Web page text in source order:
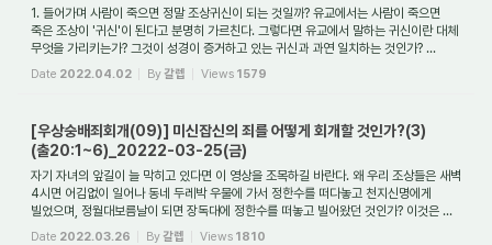
1. 들어가며 사람이 죽으면 정말 조상귀신이 되는 것일까? 유교에서는 사람이 죽으면
죽은 조상이 '귀신'이 된다고 분명히 가르친다. 그렇다면 유교에서 말하는 귀신이란 대체
무엇을 가리키는가? 그것이 성경이 증거하고 있는 귀신과 과연 일치하는 것인가? ...
Date 2022.04.02 By갈렙 Views 1579
[우상숭배죄회개(09)] 미신잡신의 죄를 어떻게 회개할 것인가?(3)
(출20:1~6)_20222-03-25(금)
자기 자녀의 앞길이 늘 막히고 있다면 이 영상을 조목하길 바란다. 왜 우리 조상들은 새벽
4시면 어김없이 일어나 동네 두레박 우물에 가서 정한수를 떠다놓고 천지신명에게
빌었으며, 정월대보름날이 되면 장독대에 정한수를 떠놓고 빌어왔던 것인가? 이것은 ...
Date 2022.03.26 By갈렙 Views 1810